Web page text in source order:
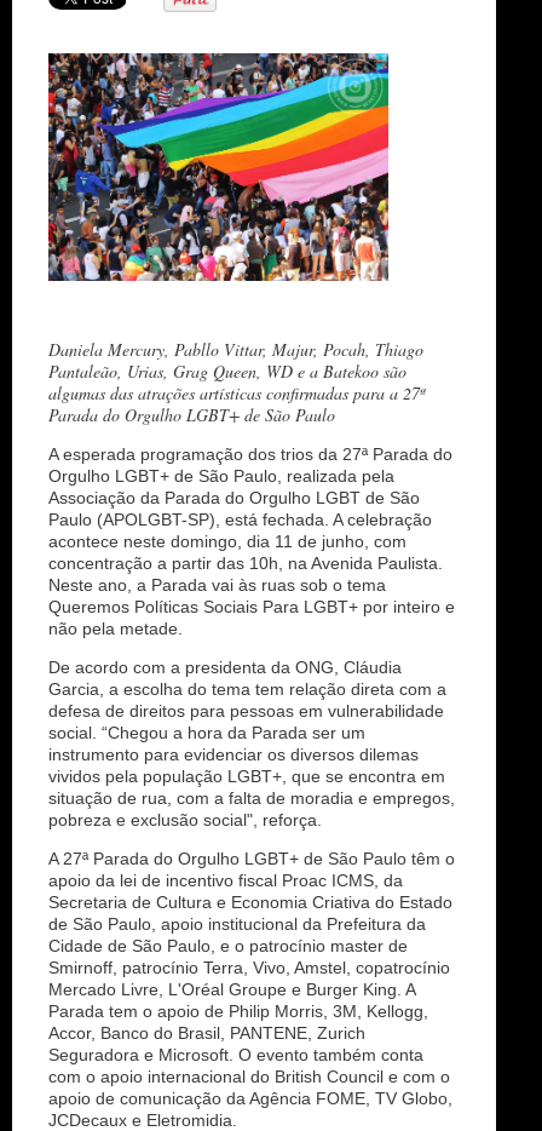
n
Daniela Mercury, Pabllo Vittar, Majur, Pocah, Thiago
Pantaleão, Urias, Grag Queen, WD e a Batekoo são
algumas das atrações artísticas confirmadas para a 27ª
Parada do Orgulho LGBT+ de São Paulo
A esperada programação dos trios da 27ª Parada do
Orgulho LGBT+ de São Paulo, realizada pela
Associação da Parada do Orgulho LGBT de São
Paulo (APOLGBT-SP), está fechada. A celebração
acontece neste domingo, dia 11 de junho, com
concentração a partir das 10h, na Avenida Paulista.
Neste ano, a Parada vai às ruas sob o tema
Queremos Políticas Sociais Para LGBT+ por inteiro e
não pela metade.
De acordo com a presidenta da ONG, Cláudia
Garcia, a escolha do tema tem relação direta com a
defesa de direitos para pessoas em vulnerabilidade
social. “Chegou a hora da Parada ser um
instrumento para evidenciar os diversos dilemas
vividos pela população LGBT+, que se encontra em
situação de rua, com a falta de moradia e empregos,
pobreza e exclusão social", reforça.
A 27ª Parada do Orgulho LGBT+ de São Paulo têm o
apoio da lei de incentivo fiscal Proac ICMS, da
Secretaria de Cultura e Economia Criativa do Estado
de São Paulo, apoio institucional da Prefeitura da
Cidade de São Paulo, e o patrocínio master de
Smirnoff, patrocínio Terra, Vivo, Amstel, copatrocínio
Mercado Livre, L'Oréal Groupe e Burger King. A
Parada tem o apoio de Philip Morris, 3M, Kellogg,
Accor, Banco do Brasil, PANTENE, Zurich
Seguradora e Microsoft. O evento também conta
com o apoio internacional do British Council e com o
apoio de comunicação da Agência FOME, TV Globo,
JCDecaux e Eletromidia.